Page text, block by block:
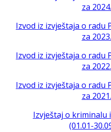
za
Izvod iz izvještaja o radu
za
Izvod iz izvještaja o radu
za
Izvod iz izvještaja o radu
za
Izvještaj o kriminalu
(01.01-